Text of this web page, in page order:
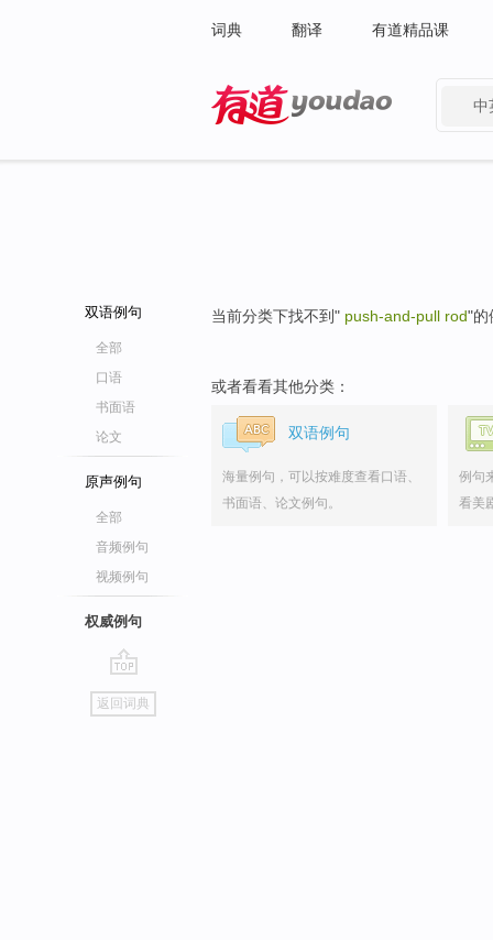
词典 翻译 有道精品课
中
双语例句
全部
口语
书面语
论文
原声例句
全部
音频例句
视频例句
权威例句
go
top
返回词典
当前分类下找不到" push-and-pull rod"的
或者看看其他分类：
双语例句
海量例句，可以按难度查看口语、
书面语、论文例句。
例句
看美